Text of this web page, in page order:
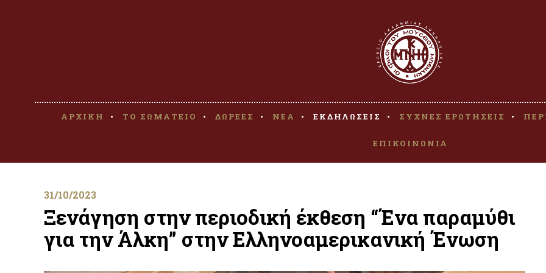
ΑΡΧΙΚΗ ΤΟ ΣΩΜΑΤΕΙΟ ΔΩΡΕΕΣ ΝΕΑ ΕΚΔΗΛΩΣΕΙΣ ΣΥΧΝΕΣ ΕΡΩΤΗΣΕΙΣ
ΕΠΙΚΟΙΝΩΝΙΑ
31/10/2023
Ξενάγηση στην περιοδική έκθεση “Ένα παραμύθι
για την Άλκη” στην Ελληνοαμερικανική Ένωση